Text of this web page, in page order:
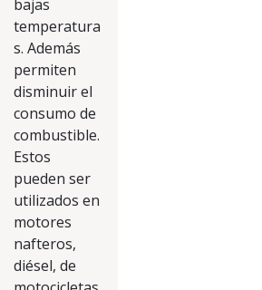
bajas
temperatura
s. Además
permiten
disminuir el
consumo de
combustible.
Estos
pueden ser
utilizados en
motores
nafteros,
diésel, de